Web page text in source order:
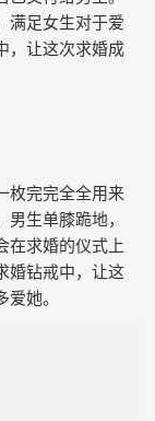
满足女生对于爱
，让这次求婚成
枚完完全全用来
生单膝跪地，
在求婚的仪式上
婚钻戒中，让这
她。